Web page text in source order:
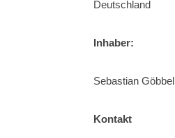
Deutschland
Inhaber:
Sebastian Göbbel
Kontakt